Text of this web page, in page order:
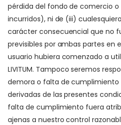
pérdida del fondo de comercio o
incurridos), ni de (iii)
carácter consecuencial que no
previsibles por ambas partes en
usuario hubiera comenzado a
LIVITUM. Tampoco seremos
demora o falta de cumplimiento
derivadas de las presentes
falta de cumplimiento fuera
ajenas a nuestro control